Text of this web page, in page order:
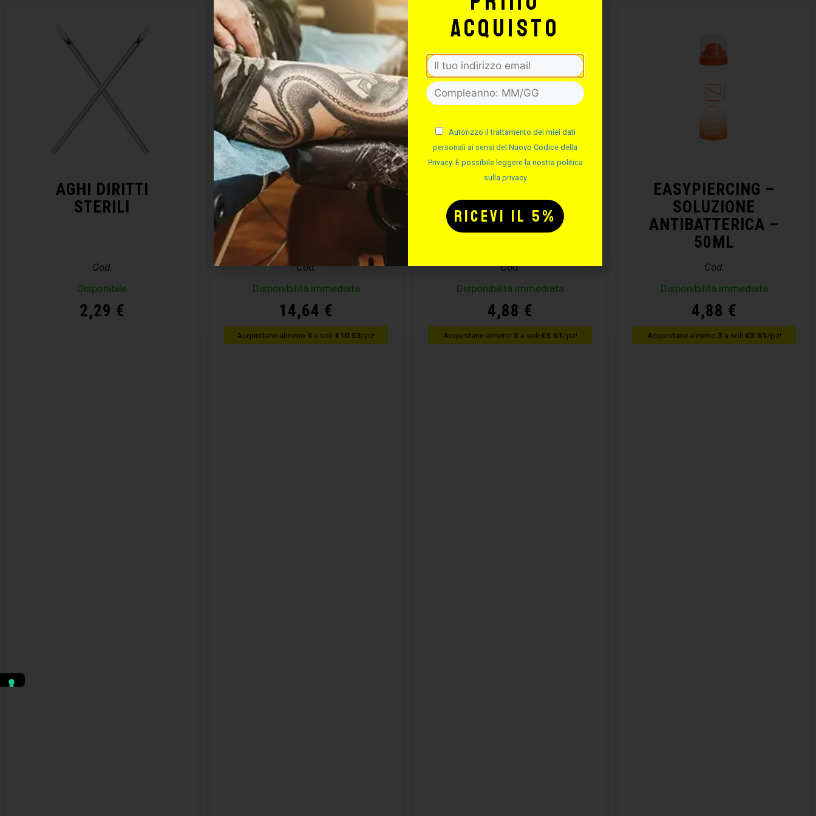
AGHI DIRITTI
STERILI
Cod.
Disponibile
2,29 €
KIT CURA PIERCING
– EASYPIERCING
Cod.
Disponibilità immediata
14,64 €
Acquistane almeno 3 a soli €10.53/pz!
SOLUZIONE SALINA
– 50ML
Cod.
Disponibilità immediata
4,88 €
Acquistane almeno 3 a soli €3.61/pz!
EASYPIERCING –
SOLUZIONE
ANTIBATTERICA –
50ML
Cod.
Disponibilità immediata
4,88 €
Acquistane almeno 3 a soli €3.61/pz!
acquisto
Autorizzo il trattamento dei miei dati
personali ai sensi del Nuovo Codice della
Privacy. È possibile leggere la nostra politica
sulla privacy